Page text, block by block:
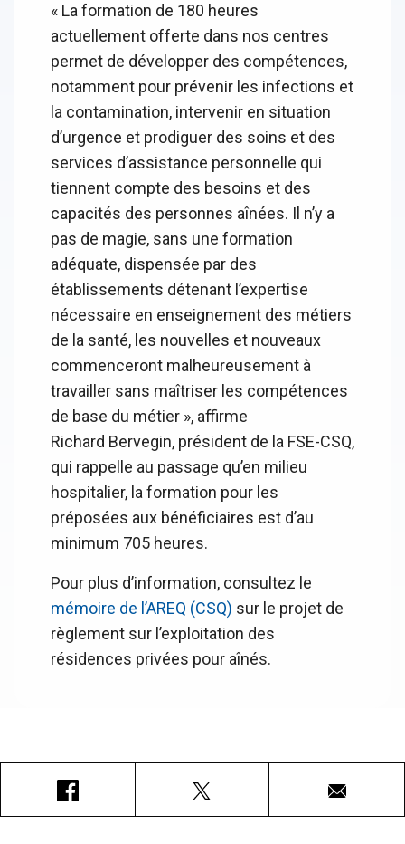
« La formation de 180 heures
actuellement offerte dans nos centres
permet de développer des compétences,
notamment pour prévenir les infections et
la contamination, intervenir en situation
d’urgence et prodiguer des soins et des
services d’assistance personnelle qui
tiennent compte des besoins et des
capacités des personnes aînées. Il n’y a
pas de magie, sans une formation
adéquate, dispensée par des
établissements détenant l’expertise
nécessaire en enseignement des métiers
de la santé, les nouvelles et nouveaux
commenceront malheureusement à
travailler sans maîtriser les compétences
de base du métier », affirme
Richard Bervegin, président de la FSE-CSQ,
qui rappelle au passage qu’en milieu
hospitalier, la formation pour les
préposées aux bénéficiaires est d’au
minimum 705 heures.
Pour plus d’information, consultez le
mémoire de l’AREQ (CSQ) sur le projet de
règlement sur l’exploitation des
résidences privées pour aînés.
Courriel